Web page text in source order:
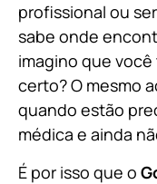
profissional ou
sabe onde
imagino que
certo? O mesmo
quando estão
médica e ainda
É por isso que o